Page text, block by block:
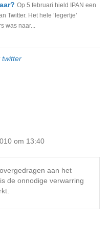
Op 5 februari hield IPAN een
Twitter. Het hele ‘legertje’
was naar...
twitter
om 13:40
aan het
de onnodige verwarring